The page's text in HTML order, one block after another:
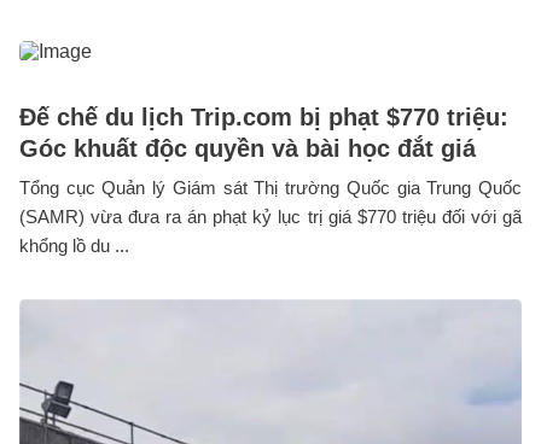
Đế chế du lịch Trip.com bị phạt $770 triệu:
Góc khuất độc quyền và bài học đắt giá
Tổng cục Quản lý Giám sát Thị trường Quốc gia Trung Quốc
(SAMR) vừa đưa ra án phạt kỷ lục trị giá $770 triệu đối với gã
khổng lồ du ...